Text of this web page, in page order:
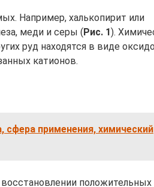
Например, халькопирит или
меди и серы (Рис. 1).
руд находятся в виде
катионов.
сфера применения, химический
положительных